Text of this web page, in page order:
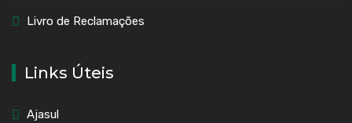
Livro de Reclamações
Links Úteis
Ajasul